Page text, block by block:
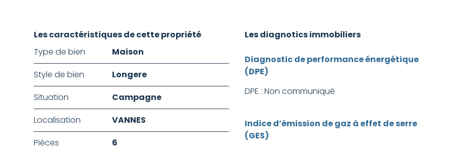
Les caractéristiques de cette propriété
Type de bien
Maison
Style de bien
Longere
Situation
Campagne
Localisation
VANNES
Pièces
6
Les diagnotics immobiliers
Diagnostic de performance énergétique
(DPE)
DPE : Non communiqué
Indice d’émission de gaz à effet de serre
(GES)